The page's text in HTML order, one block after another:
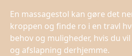
En massagestol kan gøre det
kroppen og finde ro i en travl
behov og muligheder, hvis du
og afslapning derhjemme.